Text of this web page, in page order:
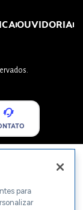
OUVIDORIA
para